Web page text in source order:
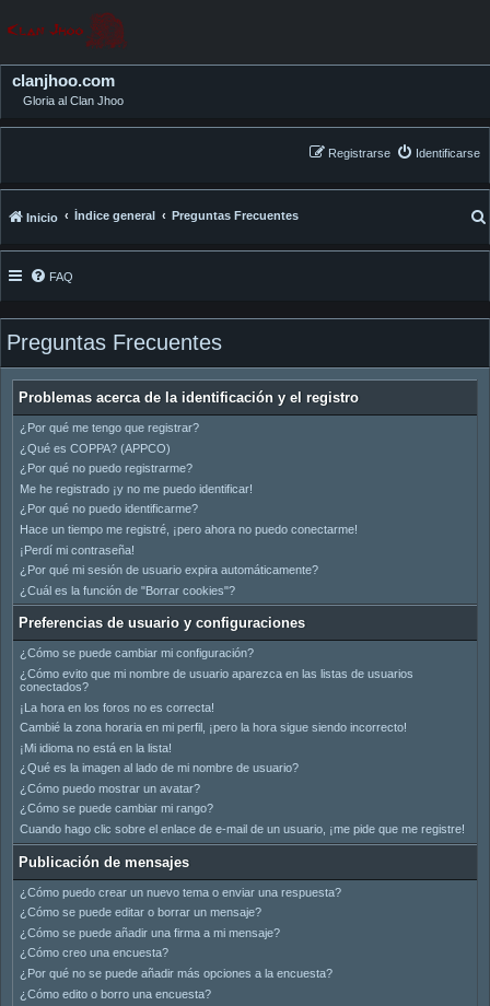
clanjhoo.com
Gloria al Clan Jhoo
Identificarse
Registrarse
Inicio Índice general Preguntas Frecuentes
FAQ
Preguntas Frecuentes
Problemas acerca de la identificación y el registro
¿Por qué me tengo que registrar?
¿Qué es COPPA? (APPCO)
¿Por qué no puedo registrarme?
Me he registrado ¡y no me puedo identificar!
¿Por qué no puedo identificarme?
Hace un tiempo me registré, ¡pero ahora no puedo conectarme!
¡Perdí mi contraseña!
¿Por qué mi sesión de usuario expira automáticamente?
¿Cuál es la función de "Borrar cookies"?
Preferencias de usuario y configuraciones
¿Cómo se puede cambiar mi configuración?
¿Cómo evito que mi nombre de usuario aparezca en las listas de usuarios
conectados?
¡La hora en los foros no es correcta!
Cambié la zona horaria en mi perfil, ¡pero la hora sigue siendo incorrecto!
¡Mi idioma no está en la lista!
¿Qué es la imagen al lado de mi nombre de usuario?
¿Cómo puedo mostrar un avatar?
¿Cómo se puede cambiar mi rango?
Cuando hago clic sobre el enlace de e-mail de un usuario, ¡me pide que me registre!
Publicación de mensajes
¿Cómo puedo crear un nuevo tema o enviar una respuesta?
¿Cómo se puede editar o borrar un mensaje?
¿Cómo se puede añadir una firma a mi mensaje?
¿Cómo creo una encuesta?
¿Por qué no se puede añadir más opciones a la encuesta?
¿Cómo edito o borro una encuesta?